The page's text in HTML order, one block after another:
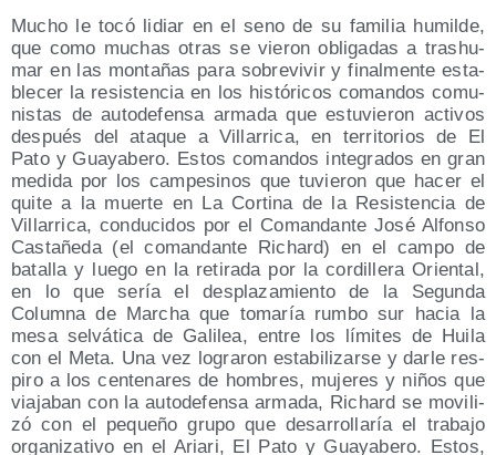
Mucho le tocó lidiar en el seno de su fami­lia humil­de,
que como muchas otras se vie­ron obli­ga­das a tras­hu­
mar en las mon­ta­ñas para sobre­vi­vir y final­men­te esta­
ble­cer la resis­ten­cia en los his­tó­ri­cos coman­dos comu­
nis­tas de auto­de­fen­sa arma­da que estu­vie­ron acti­vos
des­pués del ata­que a Villa­rri­ca, en terri­to­rios de El
Pato y Gua­ya­be­ro. Estos coman­dos inte­gra­dos en gran
medi­da por los cam­pe­si­nos que tuvie­ron que hacer el
qui­te a la muer­te en La Cor­ti­na de la Resis­ten­cia de
Villa­rri­ca, con­du­ci­dos por el Coman­dan­te José Alfon­so
Cas­ta­ñe­da (el coman­dan­te Richard) en el cam­po de
bata­lla y lue­go en la reti­ra­da por la cor­di­lle­ra Orien­tal,
en lo que sería el des­pla­za­mien­to de la Segun­da
Colum­na de Mar­cha que toma­ría rum­bo sur hacia la
mesa sel­vá­ti­ca de Gali­lea, entre los lími­tes de Hui­la
con el Meta. Una vez logra­ron esta­bi­li­zar­se y dar­le res­
pi­ro a los cen­te­na­res de hom­bres, muje­res y niños que
via­ja­ban con la auto­de­fen­sa arma­da, Richard se movi­li­
zó con el peque­ño gru­po que desa­rro­lla­ría el tra­ba­jo
orga­ni­za­ti­vo en el Aria­ri, El Pato y Gua­ya­be­ro. Estos,